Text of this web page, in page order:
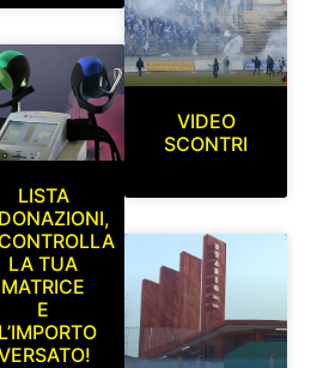
LISTA
DONAZIONI,
CONTROLLA
LA TUA
MATRICE
E
L’IMPORTO
VIDEO
SCONTRI